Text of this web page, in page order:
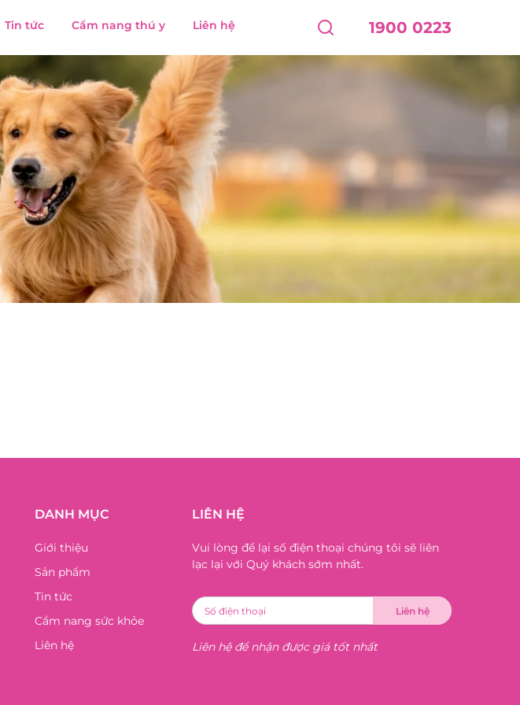
Tin tức Cẩm nang thú y Liên hệ 1900 0223
DANH MỤC
Giới thiệu
Sản phẩm
Tin tức
Cẩm nang sức khỏe
Liên hệ
LIÊN HỆ
Vui lòng để lại số điện thoại chúng tôi sẽ liên
lạc lại với Quý khách sớm nhất.
Liên hệ để nhận được giá tốt nhất